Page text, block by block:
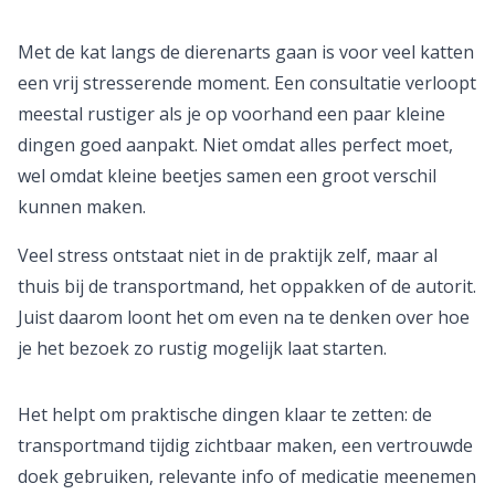
Met de kat langs de dierenarts gaan is voor veel katten
een vrij stresserende moment. Een consultatie verloopt
meestal rustiger als je op voorhand een paar kleine
dingen goed aanpakt. Niet omdat alles perfect moet,
wel omdat kleine beetjes samen een groot verschil
kunnen maken.
Veel stress ontstaat niet in de praktijk zelf, maar al
thuis bij de transportmand, het oppakken of de autorit.
Juist daarom loont het om even na te denken over hoe
je het bezoek zo rustig mogelijk laat starten.
Het helpt om praktische dingen klaar te zetten: de
transportmand tijdig zichtbaar maken, een vertrouwde
doek gebruiken, relevante info of medicatie meenemen